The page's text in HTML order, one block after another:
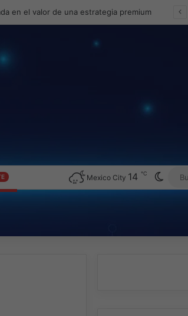
en el valor de una estrategia premium
Mexico City 14 ℃